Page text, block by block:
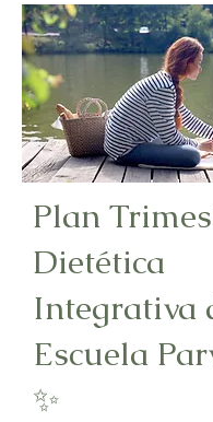
Plan
Dietética
Integrativa
Escuela
✨